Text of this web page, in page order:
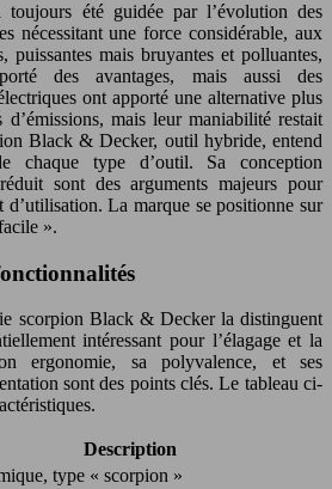
toujours été guidée par l’évolution des
nécessitant une force considérable, aux
puissantes mais bruyantes et polluantes,
des avantages, mais aussi des
ont apporté une alternative plus
d’émissions, mais leur maniabilité restait
Black & Decker, outil hybride, entend
chaque type d’outil. Sa conception
sont des arguments majeurs pour
La marque se positionne sur
».
scorpion Black & Decker la distinguent
intéressant pour l’élagage et la
ergonomie, sa polyvalence, et ses
sont des points clés. Le tableau ci-
Description
type « scorpion »